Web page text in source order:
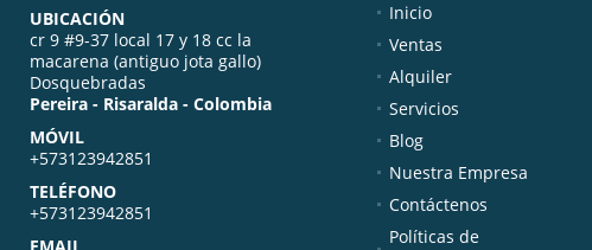
UBICACIÓN
cr 9 #9-37 local 17 y 18 cc la
macarena (antiguo jota gallo)
Dosquebradas
Pereira - Risaralda - Colombia
MÓVIL
+573123942851
TELÉFONO
+573123942851
Inicio
Ventas
Alquiler
Servicios
Blog
Nuestra Empresa
Contáctenos
Políticas de